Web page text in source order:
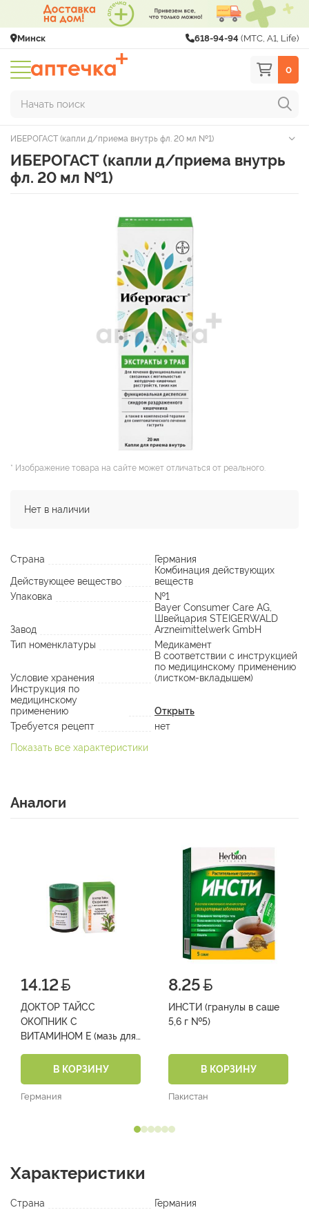
Минск 618-94-94 (МТС, A1, Life)
0
Начать поиск
ИБЕРОГАСТ (капли д/приема внутрь фл. 20 мл №1)
ИБЕРОГАСТ (капли д/приема внутрь
фл. 20 мл №1)
* Изображение товара на сайте может отличаться от реального.
Нет в наличии
Страна
Германия
Действующее вещество
Комбинация действующих
веществ
Упаковка
№1
Завод
Bayer Consumer Care AG,
Швейцария STEIGERWALD
Arzneimittelwerk GmbH
Тип номенклатуры
Медикамент
Условие хранения
В соответствии с инструкцией
по медицинскому применению
(листком-вкладышем)
Инструкция по
медицинскому
применению
Открыть
Требуется рецепт
нет
Показать все характеристики
Аналоги
14.12
ДОКТОР ТАЙСС
ОКОПНИК С
ВИТАМИНОМ Е (мазь для
банках 50 г №1)
В КОРЗИНУ
Германия
8.25
ИНСТИ (гранулы в саше
5,6 г №5)
В КОРЗИНУ
Пакистан
Характеристики
Страна Германия